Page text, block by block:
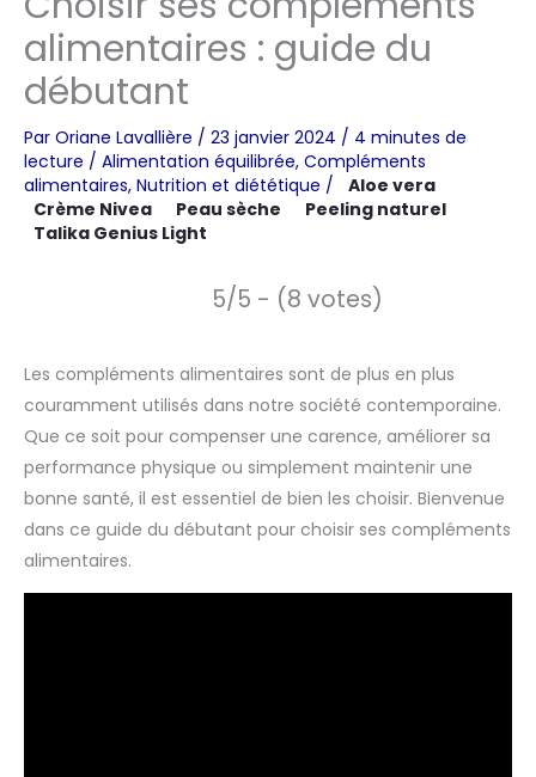
alimentaires : guide du
débutant
Par Oriane Lavallière / 23 janvier 2024 / 4 minutes de
lecture / Alimentation équilibrée, Compléments
alimentaires, Nutrition et diététique /
Aloe vera
Crème Nivea
Peau sèche
Peeling naturel
Talika Genius Light
5/5 - (8 votes)
Les compléments alimentaires sont de plus en plus
couramment utilisés dans notre société contemporaine.
Que ce soit pour compenser une carence, améliorer sa
performance physique ou simplement maintenir une
bonne santé, il est essentiel de bien les choisir. Bienvenue
dans ce guide du débutant pour choisir ses compléments
alimentaires.